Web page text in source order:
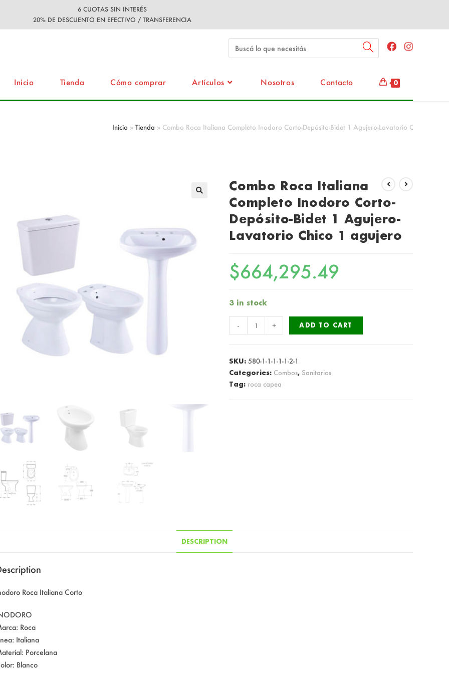
6 CUOTAS SIN INTERÉS
20% DE DESCUENTO EN EFECTIVO / TRANSFERENCIA
Inicio Tienda Cómo comprar Artículos Nosotros Contacto 0
Corto-Depósito-Bidet 1 Agujero-Lavatorio Chico 1 agujero
Inicio » Tienda » Combo Roca Italiana Completo Inodoro Corto-Depósito-Bidet 1 Agujero-Lavatorio Chico 1
Combo Roca Italiana
Completo Inodoro Corto-
Depósito-Bidet 1 Agujero-
Lavatorio Chico 1 agujero
$664,295.49
3 in stock
Roca
Completo
Inodoro
Corto-
- + ADD TO CART
SKU:580-1-1-1-1-1-2-1
Categories: Combos, Sanitarios
Tag: roca capea
DESCRIPTION
Roca Italiana Corto
Roca
Italiana
Porcelana
Blanco